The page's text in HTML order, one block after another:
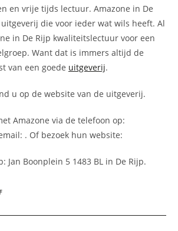
en vrije tijds lectuur. Amazone in De
uitgeverij die voor ieder wat wils heeft. Al
in De Rijp kwaliteitslectuur voor een
Want dat is immers altijd de
van een goede uitgeverij.
u op de website van de uitgeverij.
Amazone via de telefoon op:
. Of bezoek hun website:
Jan Boonplein 5 1483 BL in De Rijp.